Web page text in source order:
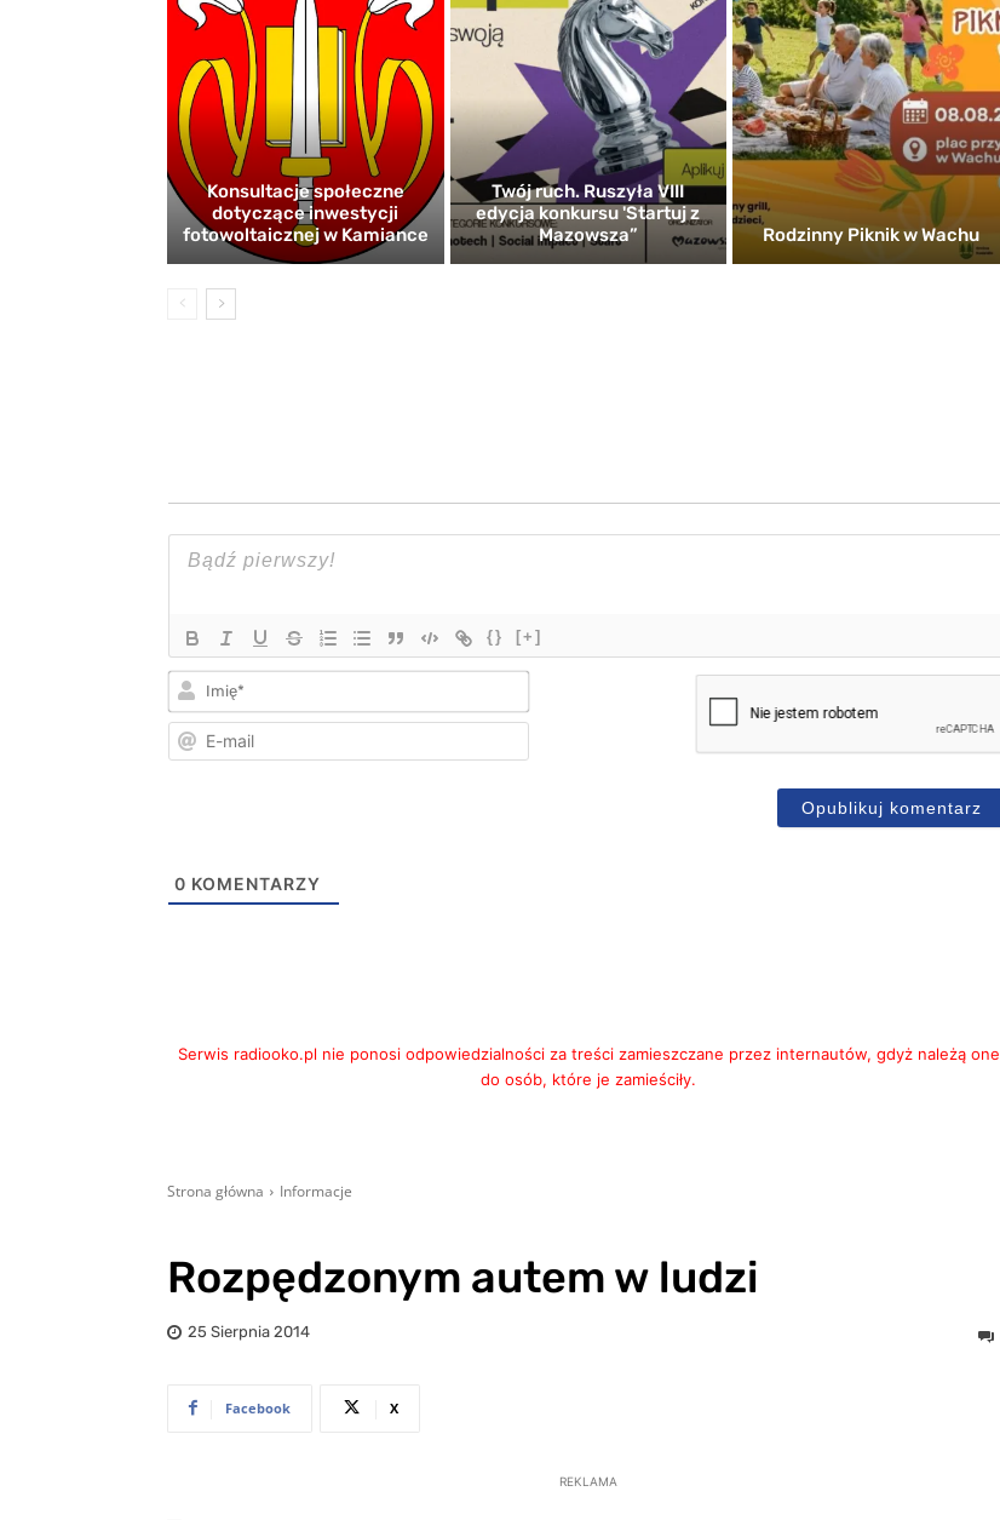
Konsultacje społeczne
dotyczące inwestycji
fotowoltaicznej w Kamiance
Twój ruch. Ruszyła VIII
edycja konkursu 'Startuj z
Mazowsza”
Rodzinny Piknik w Wachu
{} [+]
Imię*
mail
0 KOMENTARZY
Serwis radiooko.pl nie ponosi odpowiedzialności za treści zamieszczane przez internautów, gdyż należą one
do osób, które je zamieściły.